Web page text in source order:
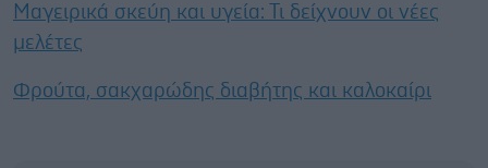
Μαγειρικά σκεύη και υγεία: Τι δείχνουν οι νέες
μελέτες
Φρούτα, σακχαρώδης διαβήτης και καλοκαίρι